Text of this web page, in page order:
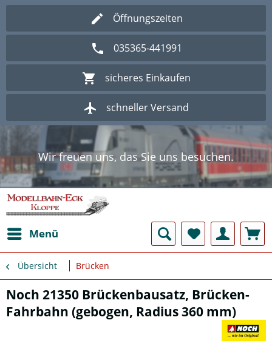
Öffnungszeiten
035365-441991
sicheres Einkaufen
schneller Versand
Wir freuen uns, das Sie uns besuchen.
Herzlich Willkommen im Onlineshop
Modellbahn - Eck Kloppe.
Wir freuen uns, das Sie uns besuchen.
Herzlich Willkommen im Onlineshop
Modellbahn - Eck Kloppe.
Menü
Übersicht Brücken
Noch 21350 Brückenbausatz, Brücken-
Fahrbahn (gebogen, Radius 360 mm)